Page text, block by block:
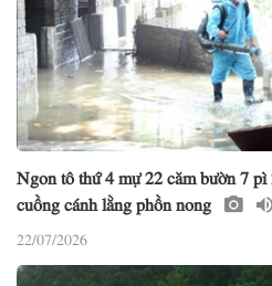
Ngon tô thứ 4 mự 22 căm bườn 7
cuồng cánh lằng phồn nong
22/07/2026